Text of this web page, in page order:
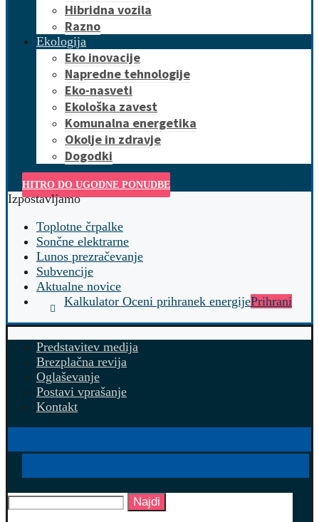
Hibridna vozila
Razno
Ekologija
Eko inovacije
Napredne tehnologije
Eko-nasveti
Ekološka zavest
Komunalna energetika
Okolje in zdravje
Dogodki
HITRO DO UGODNE PONUDBE
Izpostavljamo
Toplotne črpalke
Sončne elektrarne
Lunos prezračevanje
Subvencije
Aktualne novice
Kalkulator Oceni prihranek energijePrihrani
Predstavitev medija
Brezplačna revija
Oglaševanje
Postavi vprašanje
Kontakt
Najdi